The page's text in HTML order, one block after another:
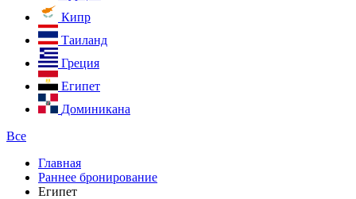
Кипр
Таиланд
Греция
Египет
Доминикана
Все
Главная
Раннее бронирование
Египет